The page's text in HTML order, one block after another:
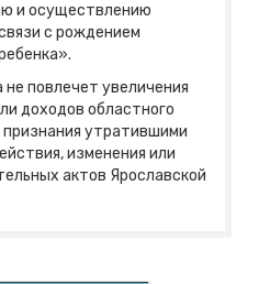
и осуществлению
с рождением
не повлечет увеличения
доходов областного
утратившими
изменения или
актов Ярославской